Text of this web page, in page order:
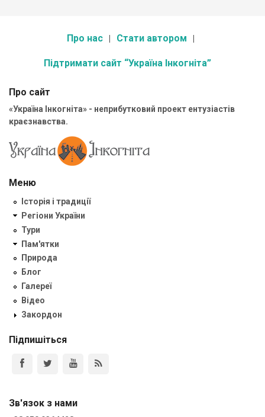
Про нас Стати автором
Підтримати сайт “Україна Інкогніта”
Про сайт
«Україна Інкогніта» - неприбутковий проект ентузіастів
краєзнавства.
Меню
Історія і традиції
Регіони України
Тури
Пам'ятки
Природа
Блог
Галереї
Відео
Закордон
Підпишіться
Зв'язок з нами